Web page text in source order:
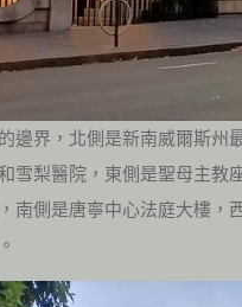
邊界，北側是新南威爾斯州
雪梨醫院，東側是聖母主教
南側是唐寧中心法庭大樓，